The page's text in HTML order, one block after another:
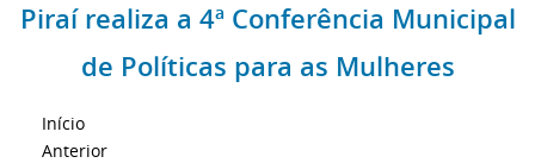
Piraí realiza a 4ª Conferência Municipal
de Políticas para as Mulheres
Início
Anterior